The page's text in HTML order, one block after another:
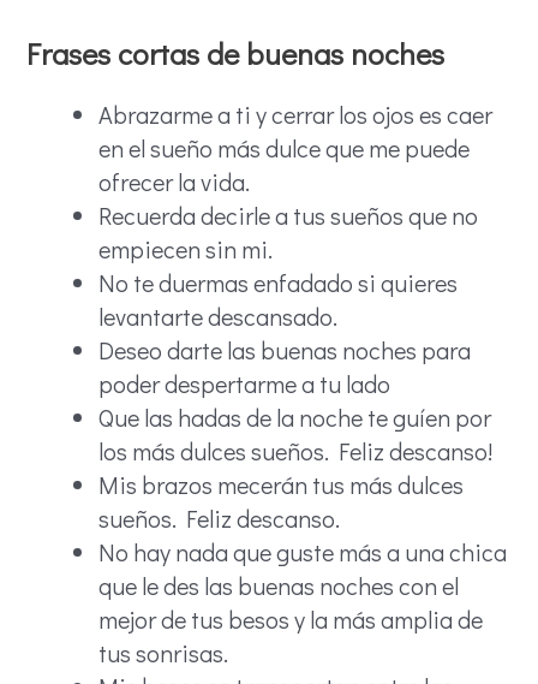
Frases cortas de buenas noches
Abrazarme a ti y cerrar los ojos es caer
en el sueño más dulce que me puede
ofrecer la vida.
Recuerda decirle a tus sueños que no
empiecen sin mi.
No te duermas enfadado si quieres
levantarte descansado.
Deseo darte las buenas noches para
poder despertarme a tu lado
Que las hadas de la noche te guíen por
los más dulces sueños. Feliz descanso!
Mis brazos mecerán tus más dulces
sueños. Feliz descanso.
No hay nada que guste más a una chica
que le des las buenas noches con el
mejor de tus besos y la más amplia de
tus sonrisas.